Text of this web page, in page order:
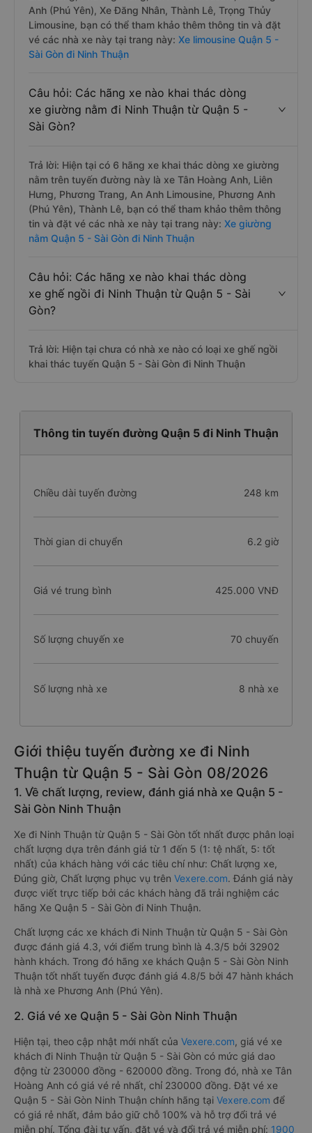
Anh (Phú Yên), Xe Đăng Nhân, Thành Lê, Trọng Thủy
Limousine, bạn có thể tham khảo thêm thông tin và đặt
vé các nhà xe này tại trang này: Xe limousine Quận 5 -
Sài Gòn đi Ninh Thuận
Câu hỏi: Các hãng xe nào khai thác dòng
xe giường nằm đi Ninh Thuận từ Quận 5 -
Sài Gòn?
Trả lời: Hiện tại có 6 hãng xe khai thác dòng xe giường
nằm trên tuyến đường này là xe Tân Hoàng Anh, Liên
Hưng, Phương Trang, An Anh Limousine, Phương Anh
(Phú Yên), Thành Lê, bạn có thể tham khảo thêm thông
tin và đặt vé các nhà xe này tại trang này: Xe giường
nằm Quận 5 - Sài Gòn đi Ninh Thuận
Câu hỏi: Các hãng xe nào khai thác dòng
xe ghế ngồi đi Ninh Thuận từ Quận 5 - Sài
Gòn?
Trả lời: Hiện tại chưa có nhà xe nào có loại xe ghế ngồi
khai thác tuyến Quận 5 - Sài Gòn đi Ninh Thuận
Thông tin tuyến đường Quận 5 đi Ninh Thuận
Chiều dài tuyến đường 248 km
Thời gian di chuyển 6.2 giờ
Giá vé trung bình 425.000 VNĐ
Số lượng chuyến xe 70 chuyến
Số lượng nhà xe 8 nhà xe
Giới thiệu tuyến đường xe đi Ninh
Thuận từ Quận 5 - Sài Gòn 08/2026
1. Về chất lượng, review, đánh giá nhà xe Quận 5 -
Sài Gòn Ninh Thuận
Xe đi Ninh Thuận từ Quận 5 - Sài Gòn tốt nhất được phân loại
chất lượng dựa trên đánh giá từ 1 đến 5 (1: tệ nhất, 5: tốt
nhất) của khách hàng với các tiêu chí như: Chất lượng xe,
Đúng giờ, Chất lượng phục vụ trên Vexere.com. Đánh giá này
được viết trực tiếp bởi các khách hàng đã trải nghiệm các
hãng Xe Quận 5 - Sài Gòn đi Ninh Thuận.
Chất lượng các xe khách đi Ninh Thuận từ Quận 5 - Sài Gòn
được đánh giá 4.3, với điểm trung bình là 4.3/5 bởi 32902
hành khách. Trong đó hãng xe khách Quận 5 - Sài Gòn Ninh
Thuận tốt nhất tuyến được đánh giá 4.8/5 bởi 47 hành khách
là nhà xe Phương Anh (Phú Yên).
2. Giá vé xe Quận 5 - Sài Gòn Ninh Thuận
Hiện tại, theo cập nhật mới nhất của Vexere.com, giá vé xe
khách đi Ninh Thuận từ Quận 5 - Sài Gòn có mức giá dao
động từ 230000 đồng - 620000 đồng. Trong đó, nhà xe Tân
Hoàng Anh có giá vé rẻ nhất, chỉ 230000 đồng. Đặt vé xe
Quận 5 - Sài Gòn Ninh Thuận chính hãng tại Vexere.com để
có giá rẻ nhất, đảm bảo giữ chỗ 100% và hỗ trợ đổi trả vé
miễn phí. Tổng đài tư vấn, đặt vé và đổi trả vé miễn phí: 1900